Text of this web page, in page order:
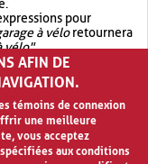
pour
à véloretournera
vélo".
OR.garage OR vélo
garage à vélo
AFIN DE
témoins de connexion
une meilleure
vous acceptez
aux conditions